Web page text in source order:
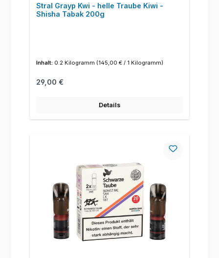
Stral Grayp Kwi - helle Traube Kiwi -
Shisha Tabak 200g
Inhalt: 0.2 Kilogramm (145,00 € / 1 Kilogramm)
Regulärer Preis:
29,00 €
Details